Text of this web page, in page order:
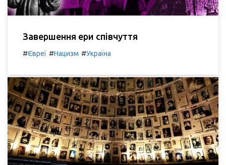
Завершення ери співчуття
#Євреї #Нацизм #Україна